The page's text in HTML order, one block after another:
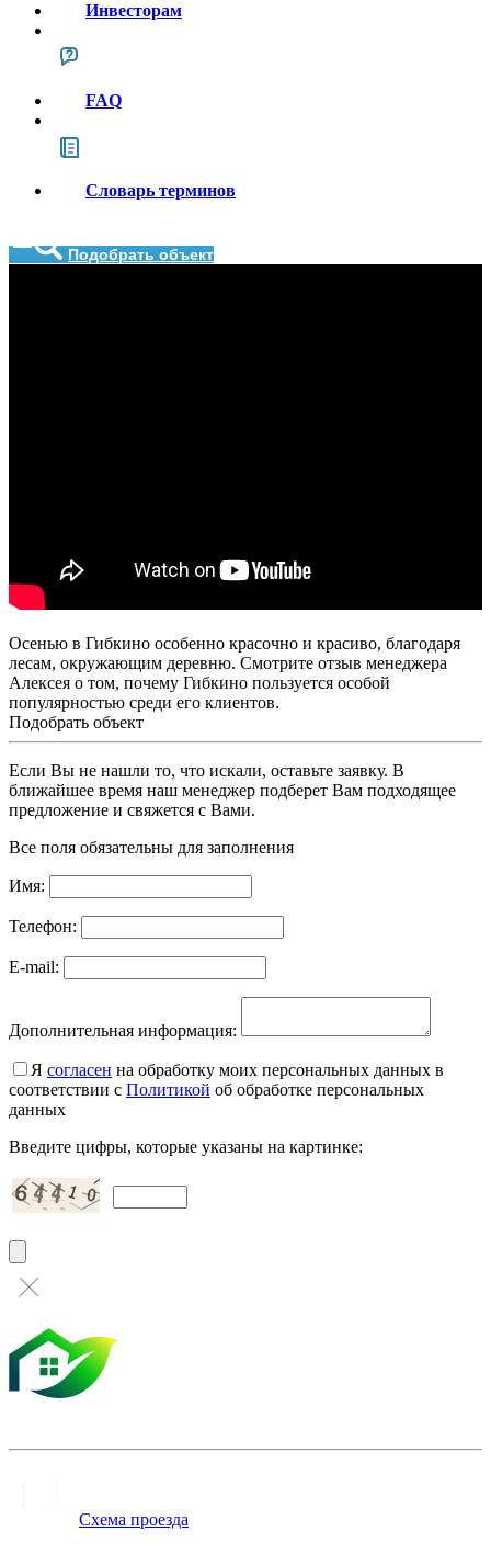
Инвесторам
FAQ
Словарь терминов
Подобрать объект
Осенью в Гибкино особенно красочно и красиво, благодаря
лесам, окружающим деревню. Смотрите отзыв менеджера
Алексея о том, почему Гибкино пользуется особой
популярностью среди его клиентов.
Подобрать объект
Если Вы не нашли то, что искали, оставьте заявку. В
ближайшее время наш менеджер подберет Вам подходящее
предложение и свяжется с Вами.
Все поля обязательны для заполнения
Имя:
Телефон:
E-mail:
Дополнительная информация:
Я согласен на обработку моих персональных данных в
соответствии с Политикой об обработке персональных
данных
Введите цифры, которые указаны на картинке:
Схема проезда